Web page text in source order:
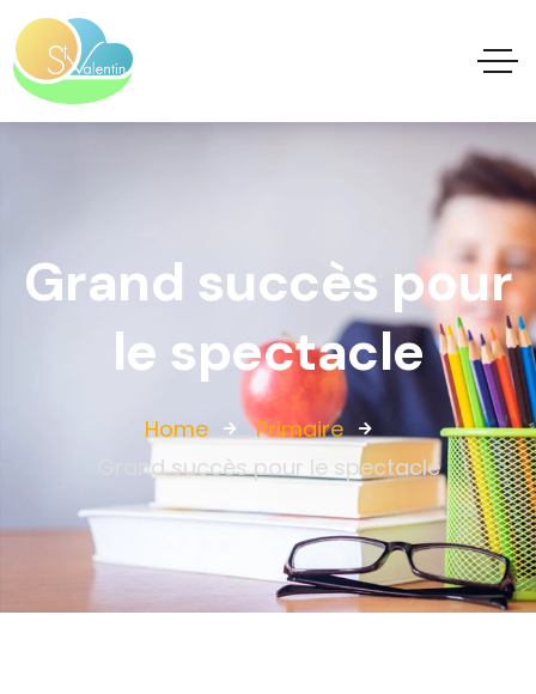
Grand succès pour
le spectacle
Home
Primaire
Grand succès pour le spectacle